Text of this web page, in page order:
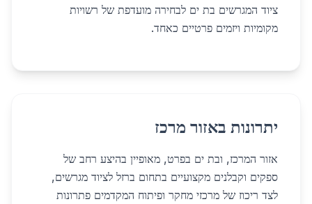
ציוד המגרשים בת ים לבחירה מועדפת של רשויות
מקומיות ויזמים פרטיים כאחד.
יתרונות באזור מרכז
אזור המרכז, ובת ים בפרט, מאופיין בהיצע רחב של
ספקים וקבלנים מקצועיים בתחום ברזל לציוד מגרשים,
לצד ריכוז של מרכזי מחקר ופיתוח המקדמים פתרונות